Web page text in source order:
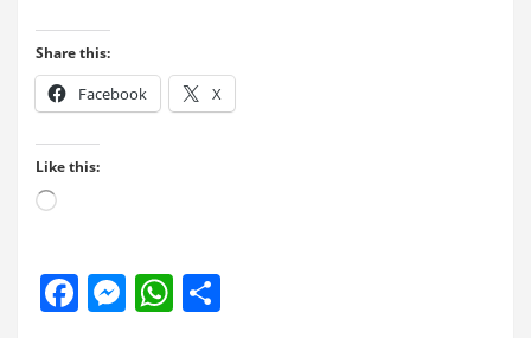
Share this:
Facebook X
Like this:
Loading…
F
M
W